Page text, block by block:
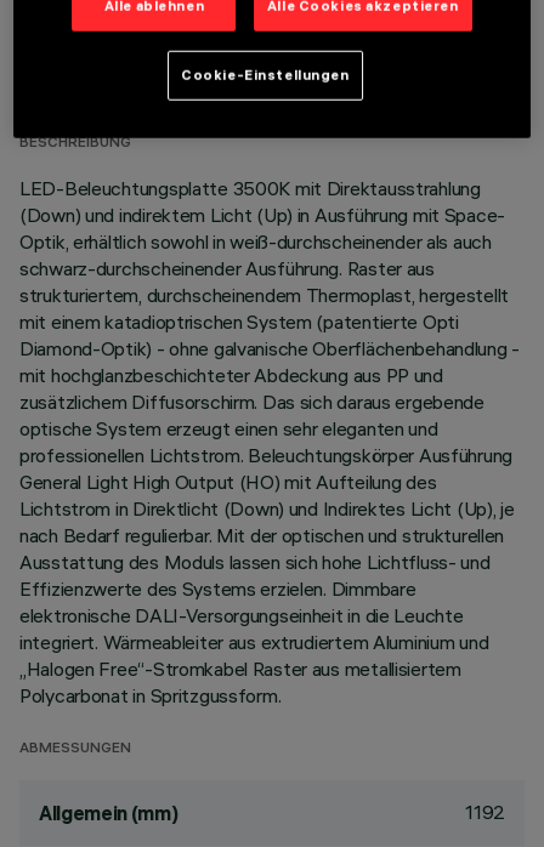
TECHNISCHE DATEN
LETZTES UPDATE: 06.08.2026
BESCHREIBUNG
LED-Beleuchtungsplatte 3500K mit Direktausstrahlung
(Down) und indirektem Licht (Up) in Ausführung mit Space-
Optik, erhältlich sowohl in weiß-durchscheinender als auch
schwarz-durchscheinender Ausführung. Raster aus
strukturiertem, durchscheinendem Thermoplast, hergestellt
mit einem katadioptrischen System (patentierte Opti
Diamond-Optik) - ohne galvanische Oberflächenbehandlung -
mit hochglanzbeschichteter Abdeckung aus PP und
zusätzlichem Diffusorschirm. Das sich daraus ergebende
optische System erzeugt einen sehr eleganten und
professionellen Lichtstrom. Beleuchtungskörper Ausführung
General Light High Output (HO) mit Aufteilung des
Lichtstrom in Direktlicht (Down) und Indirektes Licht (Up), je
nach Bedarf regulierbar. Mit der optischen und strukturellen
Ausstattung des Moduls lassen sich hohe Lichtfluss- und
Effizienzwerte des Systems erzielen. Dimmbare
elektronische DALI-Versorgungseinheit in die Leuchte
integriert. Wärmeableiter aus extrudiertem Aluminium und
„Halogen Free“-Stromkabel Raster aus metallisiertem
Polycarbonat in Spritzgussform.
ABMESSUNGEN
Allgemein (mm) 1192
Alle ablehnen Alle Cookies akzeptieren
Cookie-Einstellungen